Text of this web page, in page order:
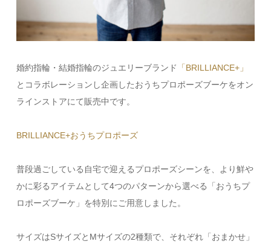
婚約指輪・結婚指輪のジュエリーブランド
「BRILLIANCE+」
とコラボレーションし企画したおうちプロポーズブーケをオン
ラインストアにて販売中です。
BRILLIANCE+おうちプロポーズ
普段過ごしている自宅で迎えるプロポーズシーンを、より鮮や
かに彩るアイテムとして4つのパターンから選べる「おうちプ
ロポーズブーケ」を特別にご用意しました。
サイズはSサイズとMサイズの2種類で、それぞれ「おまかせ」